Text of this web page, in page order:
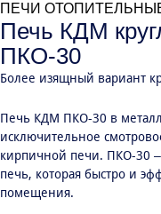
ПЕЧИ
Печь КДМ
ПКО-30
Более изящный вариант
Печь КДМ ПКО-30 в
исключительное
кирпичной печи. ПКО-30 –
печь, которая быстро и
помещения.